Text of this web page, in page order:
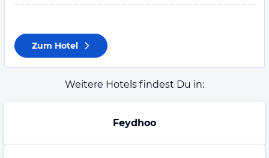
Zum Hotel
Weitere Hotels findest Du in:
Feydhoo